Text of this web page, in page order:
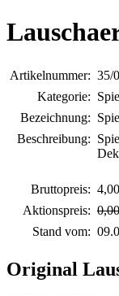
Artikelnummer: 35/
Kategorie:
Bezeichnung:
Beschreibung:
Bruttopreis:
Aktionspreis:
Stand vom:
Original